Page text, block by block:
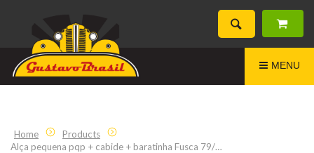
MENU
Home
Products
Alça pequena pqp + cabide + baratinha Fusca 79/…